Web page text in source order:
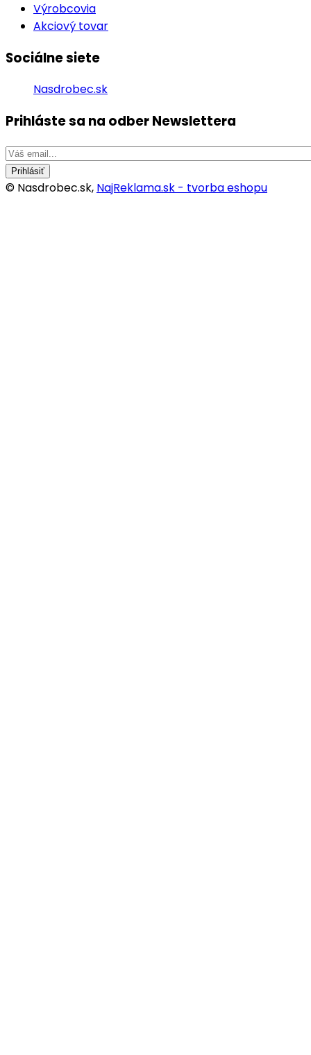
Výrobcovia
Akciový tovar
Sociálne siete
Nasdrobec.sk
Prihláste sa na odberNewslettera
Prihlásiť
© Nasdrobec.sk, NajReklama.sk - tvorba eshopu